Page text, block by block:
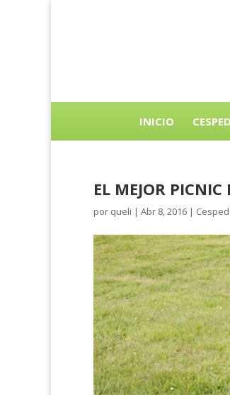
INICIO
EL MEJOR
por queli | Abr 8, 2016 |